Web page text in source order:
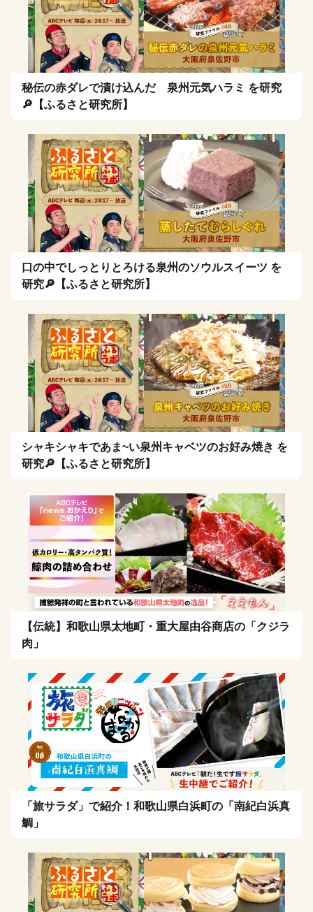
秘伝の赤ダレで漬け込んだ 泉州元気ハラミ を研究
🔎【ふるさと研究所】
口の中でしっとりとろける泉州のソウルスイーツ を
研究🔎【ふるさと研究所】
シャキシャキであま~い泉州キャベツのお好み焼き を
研究🔎【ふるさと研究所】
【伝統】和歌山県太地町・重大屋由谷商店の「クジラ
肉」
「旅サラダ」で紹介！和歌山県白浜町の「南紀白浜真
鯛」